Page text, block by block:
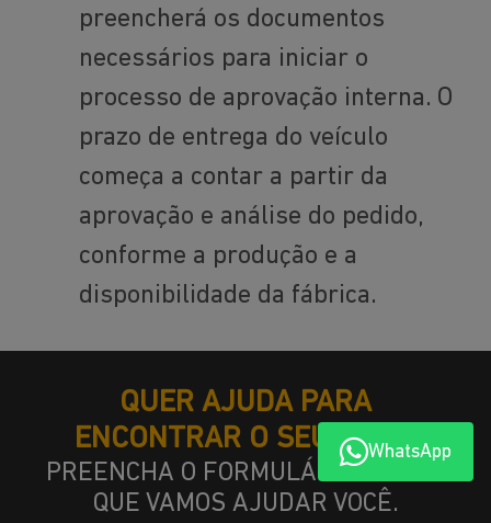
preencherá os documentos
necessários para iniciar o
processo de aprovação interna. O
prazo de entrega do veículo
começa a contar a partir da
aprovação e análise do pedido,
conforme a produção e a
disponibilidade da fábrica.
QUER AJUDA PARA
ENCONTRAR O SEU JEEP?
PREENCHA O FORMULÁRIO ABAIXO
QUE VAMOS AJUDAR VOCÊ.
WhatsApp